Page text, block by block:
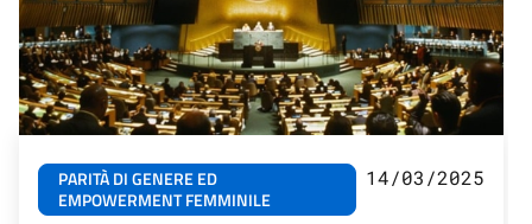
PARITÀ DI GENERE ED
EMPOWERMENT FEMMINILE
14/03/2025